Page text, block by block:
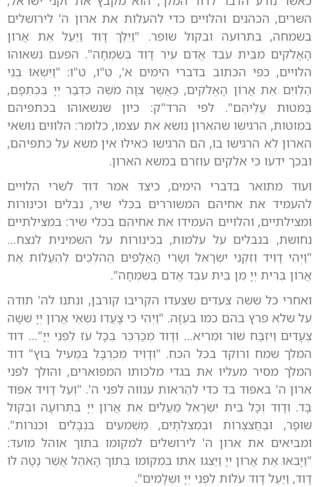
השרים, הכהנים והלויים כדי להעלות את ארון ה' לירושלים
בשמחה, בתרועה ובקול שופר. "וַיֵּלֶךְ דָּוִד וַיַּעַל אֶת אֲרוֹן
הָאֱלֹקִים מִבֵּית עֹבֵד אֱדֹם עִיר דָּוִד בְּשִׂמְחָה". הפעם נשאוהו
הלויים, כפי הכתוב בדברי הימים א', ט"ו, ט"ו: "וַיִּשְׂאוּ בְנֵי
הַלְוִיִּם אֵת אֲרוֹן הָאֱלֹקִים, כַּאֲשֶׁר צִוָּה מֹשֶׁה כִּדְבַר יְיָ בִּכְתֵפָם,
בַּמֹּטוֹת עֲלֵיהֶם". לפי הרד"ק: כיון שנשאוהו בכתפיהם
במוטות, הרגישו שהארון נושא את עצמו, כלומר: הלווים נושאי
הארון לא הרגישו בו, הם הרגישו כאילו אין משא על כתפיהם,
ובכך ידעו כי אלקים עוזרם במשא הארון.
ועוד מתואר בדברי הימים, כיצד אמר דוד לשרי הלויים
להעמיד את אחיהם המשוררים בכלי שיר, נבלים וכינורות
ומצילתיים, והלויים העמידו את אחיהם בכלי שיר: במצילתיים
נחושת, בנבלים על עלמות, בכינורות על השמינית לנצח…
"וַיְהִי דָוִיד וְזִקְנֵי יִשְׂרָאֵל וְשָׂרֵי הָאֲלָפִים הַהֹלְכִים לְהַעֲלוֹת אֶת
אֲרוֹן בְּרִית יְיָ מִן בֵּית עֹבֵד אֱדֹם בְּשִׂמְחָה".
ואחרי כל ששה צעדים שצעדו הקריבו קורבן, ונתנו לה' תודה
על שלא פרץ בהם כמו בעֻזָּה. "וַיְהִי כִּי צָעֲדוּ נֹשְׂאֵי אֲרוֹן יְיָ שִׁשָּׁה
צְעָדִים וַיִּזְבַּח שׁוֹר וּמְרִיא… וְדָוִד מְכַרְכֵּר בְּכָל עֹז לִפְנֵי יְיָ"… דוד
המלך שמח ורוקד בכל הכח. "וְדָוִיד מְכֻרְבָּל בִּמְעִיל בּוּץ" דוד
המלך מסיר מעליו את בגדי מלכותו המפוארים, והולך לפני
ארון ה' באפוד בד כדי להַראות ענווה לפני ה'. "וְעַל דָּוִיד אֵפוֹד
בָּד. וְדָוִד וְכָל בֵּית יִשְׂרָאֵל מַעֲלִים אֶת אֲרוֹן יְיָ בִּתְרוּעָה וּבְקוֹל
שׁוֹפָר, וּבַחֲצֹצְרוֹת וּבִמְצִלְתָּיִם, מַשְׁמִעִים בִּנְבָלִים וְכִנֹּרוֹת".
ומביאים את ארון ה' לירושלים למקומו בתוך אוהל מועד:
"וַיָּבִאוּ אֶת אֲרוֹן יְיָ וַיַּצִּגוּ אֹתוֹ בִּמְקוֹמוֹ בְּתוֹךְ הָאֹהֶל אֲשֶׁר נָטָה לוֹ
דָּוִד, וַיַּעַל דָּוִד עֹלוֹת לִפְנֵי יְיָ וּשְׁלָמִים".